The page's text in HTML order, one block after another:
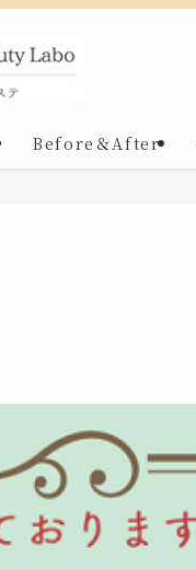
Before＆After